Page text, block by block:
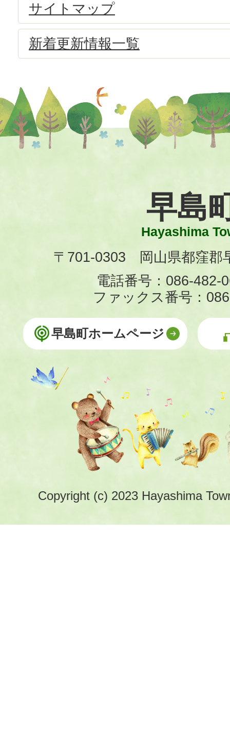
サイトマップ
新着更新情報一覧
早島
Hayashima
〒701-0303 岡山県都窪郡
電話番号：086-482-
ファックス番号：
早島町ホームページ
Copyright (c) 2023 Hayashima